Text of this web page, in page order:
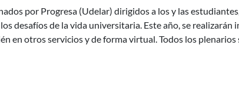
por Progresa (Udelar) dirigidos a los y las
desafíos de la vida universitaria. Este año, se realizarán
en otros servicios y de forma virtual. Todos los plenarios